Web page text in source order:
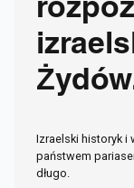
Izraelski historyk i
państwem
długo.